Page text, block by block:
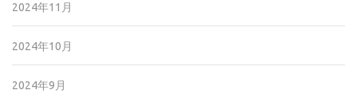
2024年11月
2024年10月
2024年9月